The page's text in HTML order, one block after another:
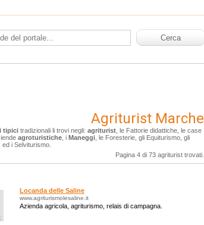
Agriturist Marche
tipici tradizionali li trovi negli: agriturist , le Fattorie didattiche, le case
agroturistiche , i Maneggi , le Foresterie, gli Equiturismo, gli
ed i Selviturismo.
Pagina 4 di 73 agriturist trovati.
Locanda delle Saline
www.agriturismolesaline.it
Azienda agricola, agriturismo, relais di campagna.